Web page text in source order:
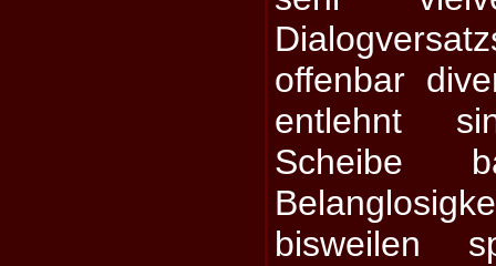
offenbar
entlehnt
Scheibe
bisweilen